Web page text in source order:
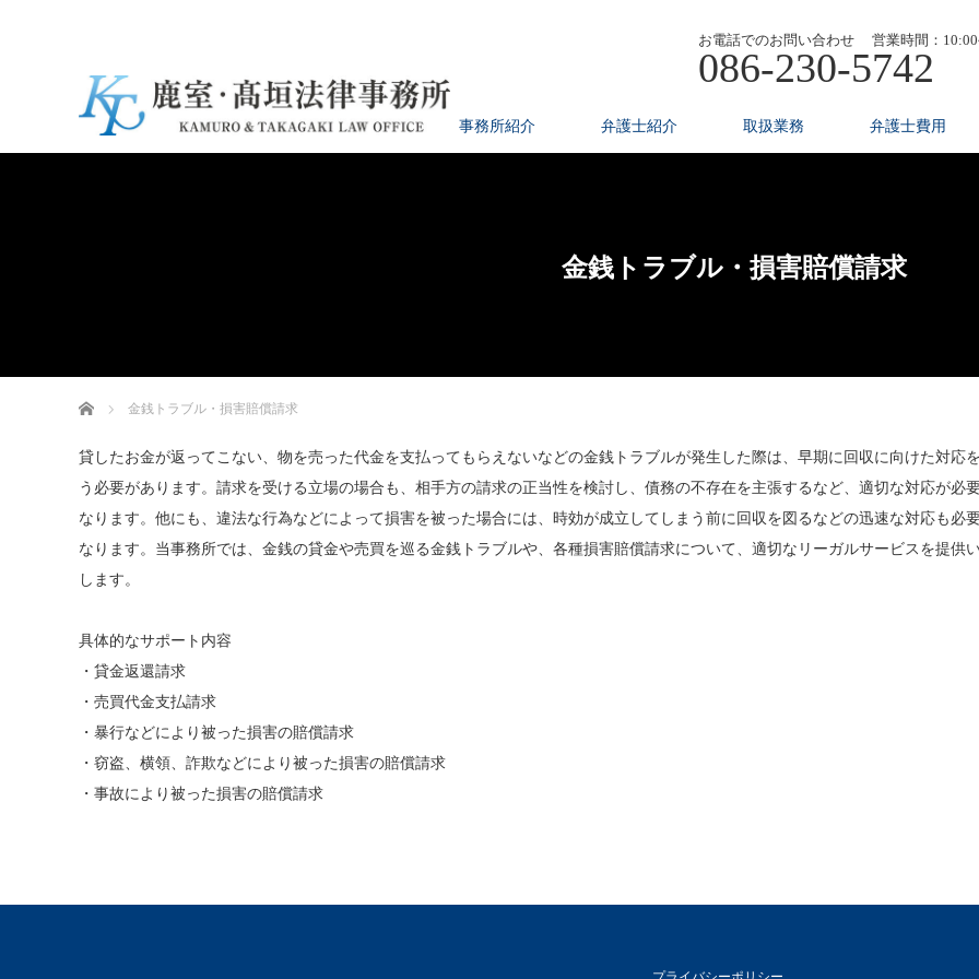
お電話でのお問い合わせ 営業時間：
086-230-5742
事務所紹介 弁護士紹介 取扱業務 弁護士費用
金銭トラブル・損害賠償請求
ホーム 金銭トラブル・損害賠償請求
貸したお金が返ってこない、物を売った代金を支払ってもらえないなどの金銭トラブルが発生した際は、早期に回収に向けた対応
う必要があります。請求を受ける立場の場合も、相手方の請求の正当性を検討し、債務の不存在を主張するなど、適切な対応が必
なります。他にも、違法な行為などによって損害を被った場合には、時効が成立してしまう前に回収を図るなどの迅速な対応も必
なります。当事務所では、金銭の貸金や売買を巡る金銭トラブルや、各種損害賠償請求について、適切なリーガルサービスを提供
します。
具体的なサポート内容
・貸金返還請求
・売買代金支払請求
・暴行などにより被った損害の賠償請求
・窃盗、横領、詐欺などにより被った損害の賠償請求
・事故により被った損害の賠償請求